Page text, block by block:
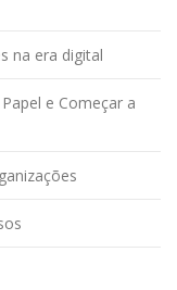
na era digital
e Começar a